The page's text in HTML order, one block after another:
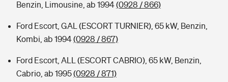
Benzin, Limousine, ab 1994(0928 / 866)
Ford Escort, GAL (ESCORT TURNIER), 65 kW, Benzin,
Kombi, ab 1994(0928 / 867)
Ford Escort, ALL (ESCORT CABRIO), 65 kW, Benzin,
Cabrio, ab 1995(0928 / 871)